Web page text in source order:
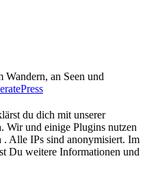
an Seen und
du dich mit unserer
Wir und einige Plugins nutzen
Alle IPs sind anonymisiert. Im
Du weitere Informationen und